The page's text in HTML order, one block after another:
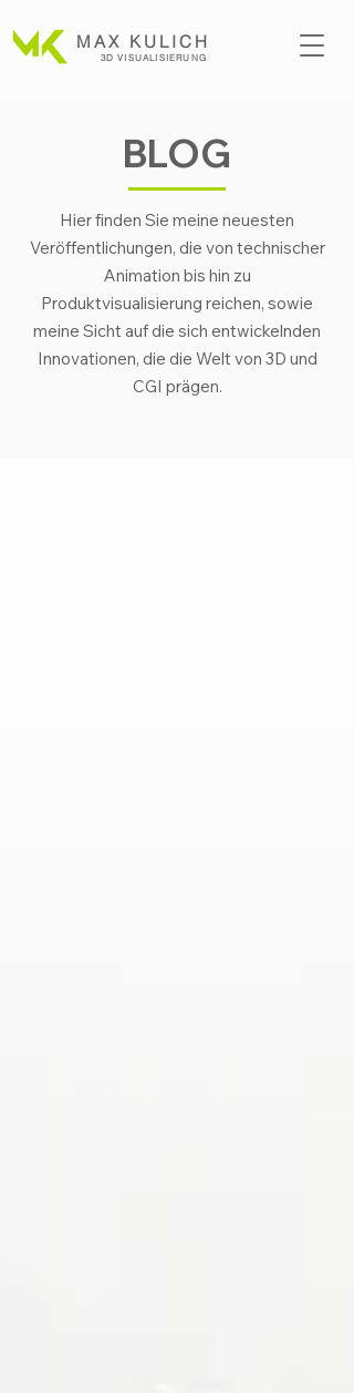
MAX KULICH
3D VISUALISIERUNG
BLOG
Hier finden Sie meine neuesten
Veröffentlichungen, die von technischer
Animation bis hin zu
Produktvisualisierung reichen, sowie
meine Sicht auf die sich entwickelnden
Innovationen, die die Welt von 3D und
CGI prägen.